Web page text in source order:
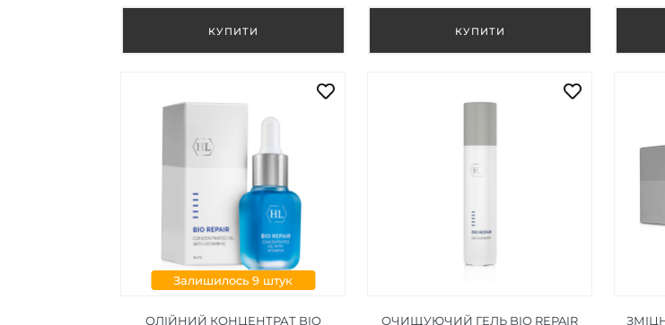
Залишилось 9 штук
ОЛІЙНИЙ КОНЦЕНТРАТ BIO
ОЧИЩУЮЧИЙ ГЕЛЬ BIO REPAIR